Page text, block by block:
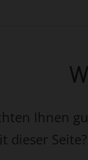
Ihnen
dieser